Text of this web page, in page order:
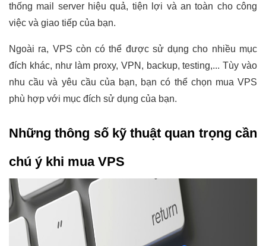
thống mail server hiệu quả, tiện lợi và an toàn cho công
việc và giao tiếp của bạn.
Ngoài ra, VPS còn có thể được sử dụng cho nhiều mục
đích khác, như làm proxy, VPN, backup, testing,... Tùy vào
nhu cầu và yêu cầu của bạn, bạn có thể chọn mua VPS
phù hợp với mục đích sử dụng của bạn.
Những thông số kỹ thuật quan trọng cần
chú ý khi mua VPS